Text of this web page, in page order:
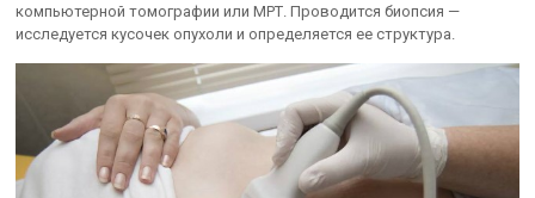
компьютерной томографии или МРТ. Проводится биопсия —
исследуется кусочек опухоли и определяется ее структура.